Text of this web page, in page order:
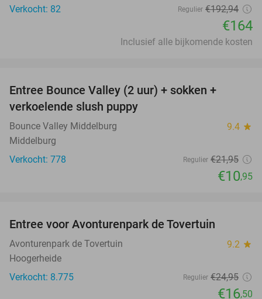
Verkocht: 82
Regulier €192,94
€164
Inclusief alle bijkomende kosten
Entree Bounce Valley (2 uur) + sokken +
verkoelende slush puppy
Bounce Valley Middelburg 9.4 star
Middelburg
Verkocht: 778
Regulier €21,95
€10,95
Entree voor Avonturenpark de Tovertuin
Avonturenpark de Tovertuin 9.2 star
Hoogerheide
Verkocht: 8.775
Regulier €24,95
€16,50